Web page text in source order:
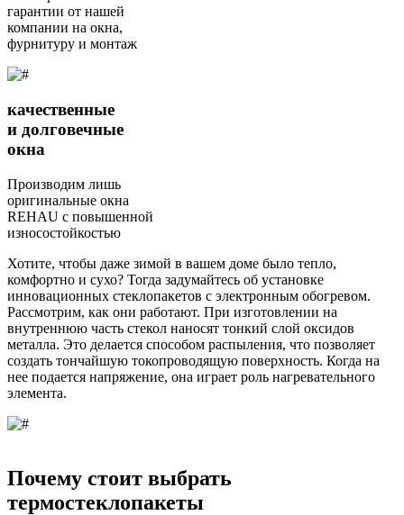
гарантии от нашей
компании на окна,
фурнитуру и монтаж
качественные
и долговечные
окна
Производим лишь
оригинальные окна
REHAU с повышенной
износостойкостью
Хотите, чтобы даже зимой в вашем доме было тепло,
комфортно и сухо? Тогда задумайтесь об установке
инновационных стеклопакетов с электронным обогревом.
Рассмотрим, как они работают. При изготовлении на
внутреннюю часть стекол наносят тонкий слой оксидов
металла. Это делается способом распыления, что позволяет
создать тончайшую токопроводящую поверхность. Когда на
нее подается напряжение, она играет роль нагревательного
элемента.
Почему стоит выбрать
термостеклопакеты